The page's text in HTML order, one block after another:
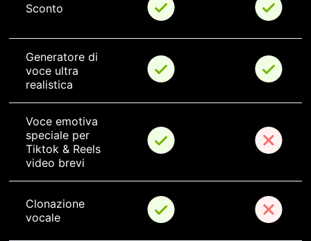
Sconto
Generatore di
voce ultra
realistica
Voce emotiva
speciale per
Tiktok & Reels
video brevi
Clonazione
vocale